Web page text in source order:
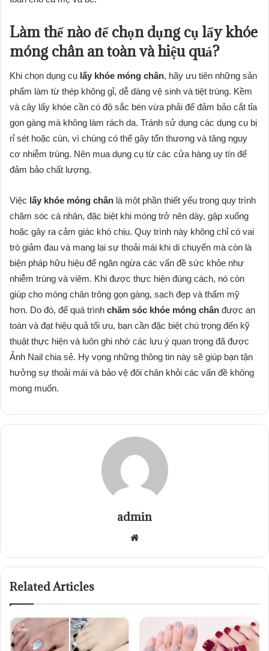
Làm thế nào để chọn dụng cụ lấy khóe
móng chân an toàn và hiệu quả?
Khi chọn dụng cụ lấy khóe móng chân, hãy ưu tiên những sản
phẩm làm từ thép không gỉ, dễ dàng vệ sinh và tiệt trùng. Kềm
và cây lấy khóe cần có độ sắc bén vừa phải để đảm bảo cắt tỉa
gọn gàng mà không làm rách da. Tránh sử dụng các dụng cụ bị
rỉ sét hoặc cùn, vì chúng có thể gây tổn thương và tăng nguy
cơ nhiễm trùng. Nên mua dụng cụ từ các cửa hàng uy tín để
đảm bảo chất lượng.
Việc lấy khóe móng chân là một phần thiết yếu trong quy trình
chăm sóc cá nhân, đặc biệt khi móng trở nên dày, gập xuống
hoặc gây ra cảm giác khó chịu. Quy trình này không chỉ có vai
trò giảm đau và mang lại sự thoải mái khi di chuyển mà còn là
biện pháp hữu hiệu để ngăn ngừa các vấn đề sức khỏe như
nhiễm trùng và viêm. Khi được thực hiện đúng cách, nó còn
giúp cho móng chân trông gọn gàng, sạch đẹp và thẩm mỹ
hơn. Do đó, để quá trình chăm sóc khóe móng chân được an
toàn và đạt hiệu quả tối ưu, bạn cần đặc biệt chú trọng đến kỹ
thuật thực hiện và luôn ghi nhớ các lưu ý quan trọng đã được
Ảnh Nail chia sẻ. Hy vọng những thông tin này sẽ giúp bạn tận
hưởng sự thoải mái và bảo vệ đôi chân khỏi các vấn đề không
mong muốn.
admin
Website
Related Articles